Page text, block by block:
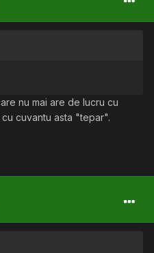
nu mai are de lucru cu
cuvantu asta "tepar".